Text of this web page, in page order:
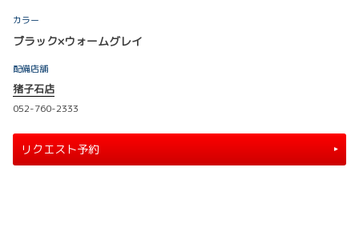
カラー
ブラック×ウォームグレイ
配備店舗
猪子石店
052-760-2333
リクエスト予約